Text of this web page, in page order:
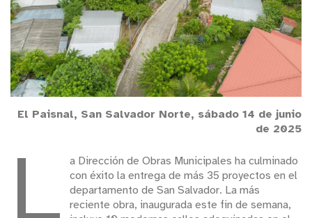
El Paisnal, San Salvador Norte, sábado 14 de junio
de 2025
L
a Dirección de Obras Municipales ha culminado
con éxito la entrega de más 35 proyectos en el
departamento de San Salvador. La más
reciente obra, inaugurada este fin de semana,